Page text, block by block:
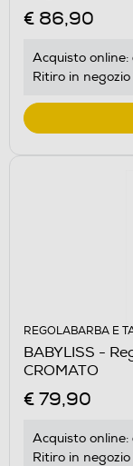
€ 86,90
Acquisto online:
Ritiro in
REGOLABARBA E
BABYLISS -
CROMATO
€ 79,90
Acquisto online:
Ritiro in